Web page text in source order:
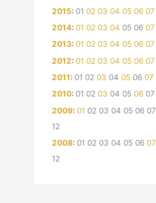
2015: 01 02 03 04 05 06 07
2014: 01 02 03 04 05 06 07
2013: 01 02 03 04 05 06 07
2012: 01 02 03 04 05 06 07
2011: 01 02 03 04 05 06 07
2010: 01 02 03 04 05 06 07
2009: 01 02 03 04 05 06 07
12
2008: 01 02 03 04 05 06 07
12